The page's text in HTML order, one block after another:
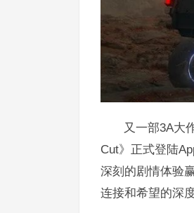
又一部3A大
Cut》正式登陆
深刻的剧情体验
连接和希望的深